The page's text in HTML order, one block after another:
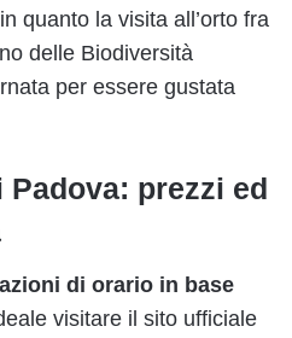
quanto la visita all’orto fra
delle Biodiversità
per essere gustata
prezzi ed
di orario in base
visitare il sito ufficiale